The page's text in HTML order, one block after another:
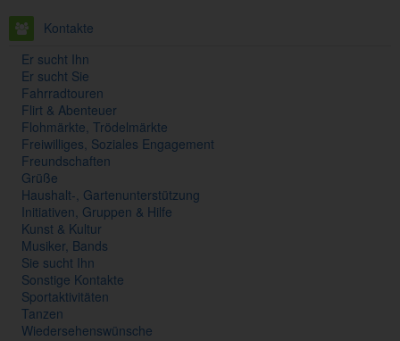
Kontakte
Er sucht Ihn
Er sucht Sie
Fahrradtouren
Flirt & Abenteuer
Flohmärkte, Trödelmärkte
Freiwilliges, Soziales Engagement
Freundschaften
Grüße
Haushalt-, Gartenunterstützung
Initiativen, Gruppen & Hilfe
Kunst & Kultur
Musiker, Bands
Sie sucht Ihn
Sonstige Kontakte
Sportaktivitäten
Tanzen
Wiedersehenswünsche